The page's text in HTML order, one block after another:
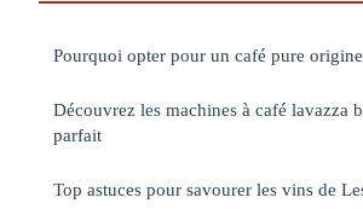
Pourquoi opter pour un café pure
Découvrez les machines à café lavazza
parfait
Top astuces pour savourer les vins de